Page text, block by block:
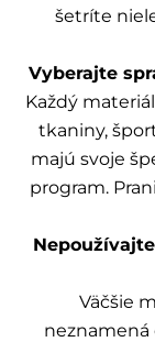
šetríte
Vyberajte
Každý
tkaniny,
majú svoje
program.
Väčšie
neznamená